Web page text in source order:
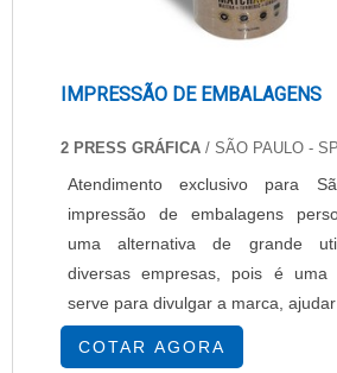
IMPRESSÃO DE EMBALAGENS
2 PRESS GRÁFICA / SÃO PAULO - SP
Atendimento exclusivo para
impressão de embalagens
uma alternativa de grande
diversas empresas, pois é uma
serve para divulgar a marca, ajudar
mais clientes e,
as vendas. As empresas de
COTAR AGORA